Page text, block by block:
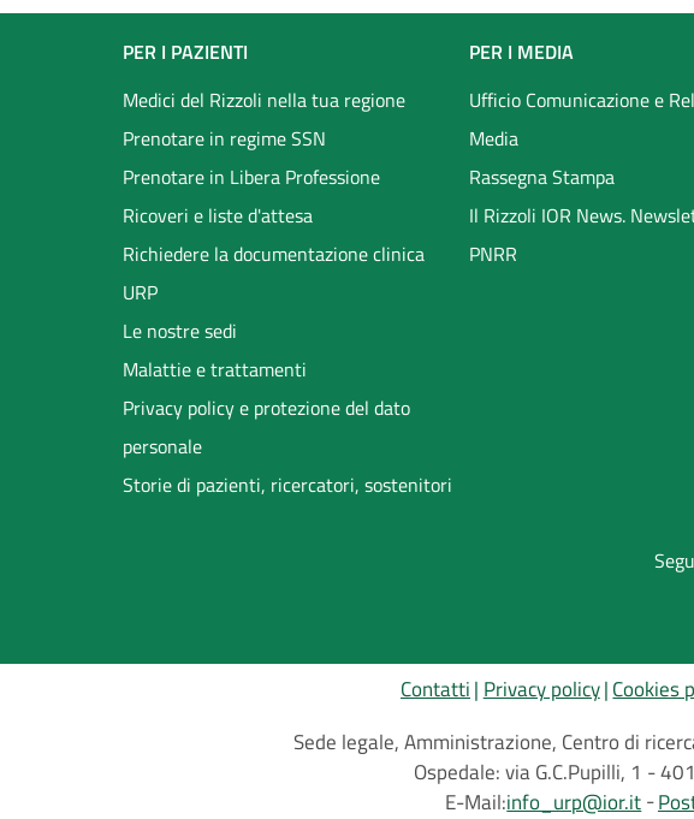
Footer
menu
PER I PAZIENTI
Medici del Rizzoli nella tua regione
Prenotare in regime SSN
Prenotare in Libera Professione
Ricoveri e liste d'attesa
Richiedere la documentazione clinica
URP
Le nostre sedi
Malattie e trattamenti
Privacy policy e protezione del dato
personale
Storie di pazienti, ricercatori, sostenitori
PER I MEDIA
Ufficio Comunicazione e
Media
Rassegna Stampa
Il Rizzoli IOR News.
PNRR
Contatti Privacy policy Cookies
Sede legale, Amministrazione, Centro di
Ospedale: via G.C.Pupilli, 1 -
E-Mail:info_urp@ior.it